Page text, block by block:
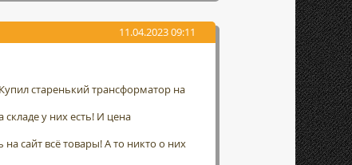
11.04.2023 09:11
старенький трансформатор на
складе у них есть! И цена
сайт всё товары! А то никто о них